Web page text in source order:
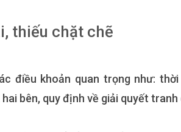
thiếu chặt chẽ
điều khoản quan trọng như:
bên, quy định về giải quyết